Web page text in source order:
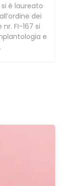
è laureato
dei
FI-167 si
e